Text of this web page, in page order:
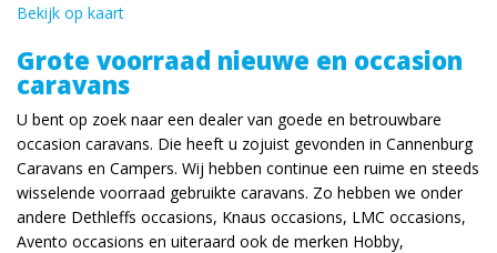
Bekijk op kaart
Grote voorraad nieuwe en occasion
caravans
U bent op zoek naar een dealer van goede en betrouwbare
occasion caravans. Die heeft u zojuist gevonden in Cannenburg
Caravans en Campers. Wij hebben continue een ruime en steeds
wisselende voorraad gebruikte caravans. Zo hebben we onder
andere Dethleffs occasions, Knaus occasions, LMC occasions,
Avento occasions en uiteraard ook de merken Hobby,